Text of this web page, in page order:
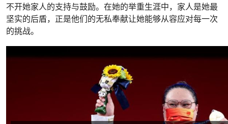
不开她家人的支持与鼓励。在她的举重生涯中，家人是她最
坚实的后盾，正是他们的无私奉献让她能够从容应对每一次
的挑战。